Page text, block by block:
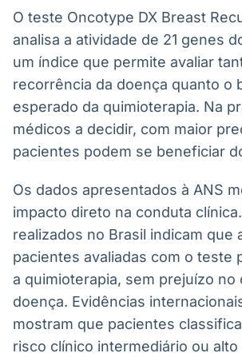
Cotações e
headlines de
notícias
Broadcast
Widgets
Componentes
para conteúdos
Wallboard
Conteúdos e
dados para
displays e telas
Broadcast
O teste Oncotype DX Breast
analisa a atividade de 21 genes
um índice que permite avaliar
recorrência da doença quanto o
esperado da quimioterapia. Na
médicos a decidir, com maior
pacientes podem se beneficiar
Os dados apresentados à ANS
impacto direto na conduta
realizados no Brasil indicam que
pacientes avaliadas com o teste
a quimioterapia, sem prejuízo no
doença. Evidências
mostram que pacientes
risco clínico intermediário ou